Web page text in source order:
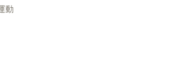
動